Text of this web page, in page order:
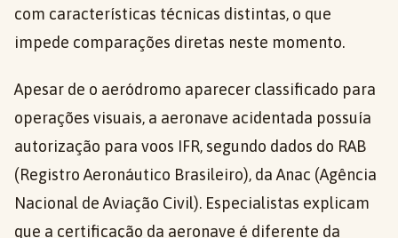
com características técnicas distintas, o que
impede comparações diretas neste momento.
Apesar de o aeródromo aparecer classificado para
operações visuais, a aeronave acidentada possuía
autorização para voos IFR, segundo dados do RAB
(Registro Aeronáutico Brasileiro), da Anac (Agência
Nacional de Aviação Civil). Especialistas explicam
que a certificação da aeronave é diferente da